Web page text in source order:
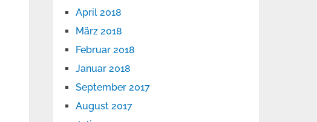
April 2018
März 2018
Februar 2018
Januar 2018
September 2017
August 2017